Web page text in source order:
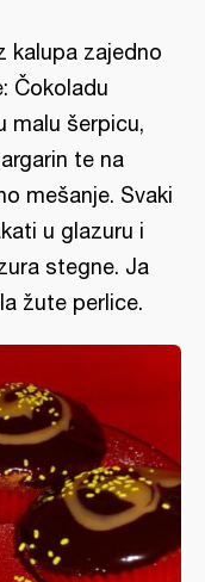
kalupa zajedno
Čokoladu
malu šerpicu,
te na
mešanje. Svaki
u glazuru i
stegne. Ja
žute perlice.